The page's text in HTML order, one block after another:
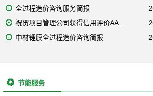
全过程造价咨询服务简报
祝贺项目管理公司获得信用评价AA…
中材锂膜全过程造价咨询简报
节能服务